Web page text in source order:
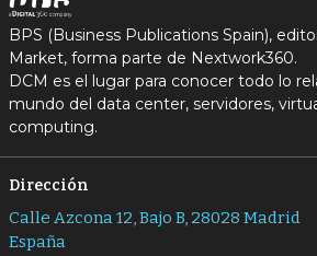
BPS (Business Publications Spain),
Market, forma parte de Nextwork360.
DCM es el lugar para conocer todo lo
mundo del data center, servidores,
computing.
Dirección
Calle Azcona 12, Bajo B, 28028 Madrid
España